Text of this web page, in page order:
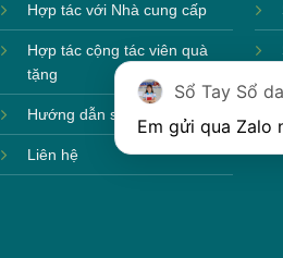
Hợp tác với Nhà cung cấp
Hợp tác cộng tác viên quà
tặng
Hướng dẫn sử dụng
Liên hệ
Sổ Tay Sổ
Em gửi qua Zalo